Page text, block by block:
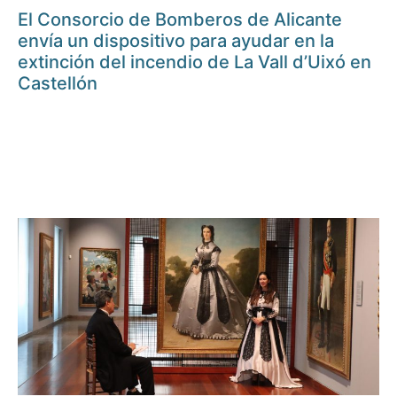
El Consorcio de Bomberos de Alicante
envía un dispositivo para ayudar en la
extinción del incendio de La Vall d’Uixó en
Castellón